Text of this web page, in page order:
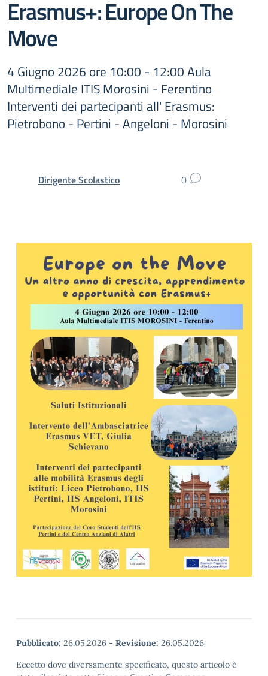
Erasmus+: Europe On The
Move
4 Giugno 2026 ore 10:00 - 12:00 Aula
Multimediale ITIS Morosini - Ferentino
Interventi dei partecipanti all' Erasmus:
Pietrobono - Pertini - Angeloni - Morosini
Dirigente Scolastico 0
Pubblicato: 26.05.2026 - Revisione: 26.05.2026
Eccetto dove diversamente specificato, questo articolo è